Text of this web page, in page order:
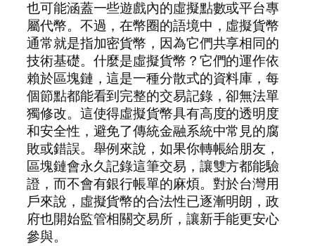
也可能涵蓋一些遊戲內的虛擬點數或平台專
屬代幣。不過，在幣圈的語境中，虛擬貨幣
通常就是指加密貨幣，因為它們共享相同的
技術基礎。什麼是虛擬貨幣？它們的運作依
賴於區塊鏈，這是一種分散式的資料庫，每
個節點都能看到完整的交易記錄，卻無法單
獨修改。這使得虛擬貨幣具有高度的透明度
和安全性，避免了傳統金融系統中常見的腐
敗或錯誤。舉例來說，如果你轉帳給朋友，
區塊鏈會永久記錄這筆交易，讓雙方都能驗
證，而不會有銀行帳單的麻煩。對於台灣用
戶來說，虛擬貨幣的合法性已逐漸明朗，政
府也開始監管相關交易所，讓新手能更安心
參與。